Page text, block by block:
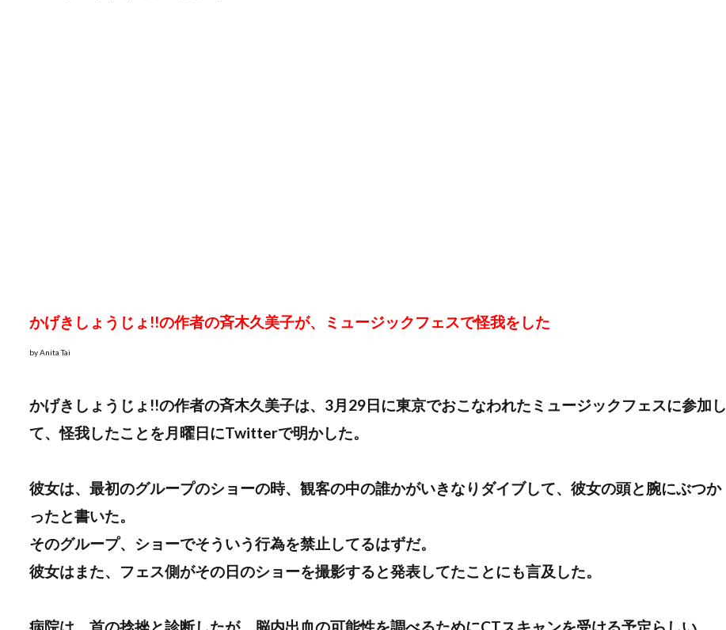
かげきしょうじょ!!の作者の斉木久美子が、ミュージックフェスで怪我をした
by Anita Tai
かげきしょうじょ!!の作者の斉木久美子は、3月29日に東京でおこなわれたミュージックフェスに参加し
て、怪我したことを月曜日にTwitterで明かした。
彼女は、最初のグループのショーの時、観客の中の誰かがいきなりダイブして、彼女の頭と腕にぶつか
ったと書いた。
そのグループ、ショーでそういう行為を禁止してるはずだ。
彼女はまた、フェス側がその日のショーを撮影すると発表してたことにも言及した。